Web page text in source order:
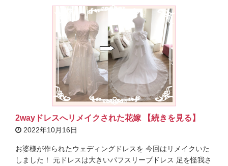
2wayドレスへリメイクされた花嫁 【続きを見る】
2022年10月16日
お婆様が作られたウェディングドレスを 今回はリメイクいた
しました！ 元ドレスは大きいパフスリーブドレス 足を怪我さ